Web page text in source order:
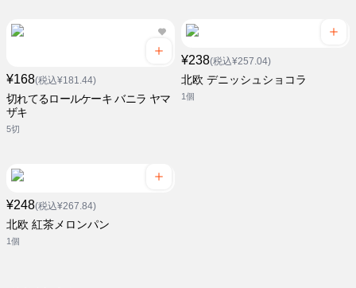
¥168(税込¥181.44)
切れてるロールケーキ バニラ ヤマ
ザキ
5切
¥238(税込¥257.04)
北欧 デニッシュショコラ
1個
¥248(税込¥267.84)
北欧 紅茶メロンパン
1個